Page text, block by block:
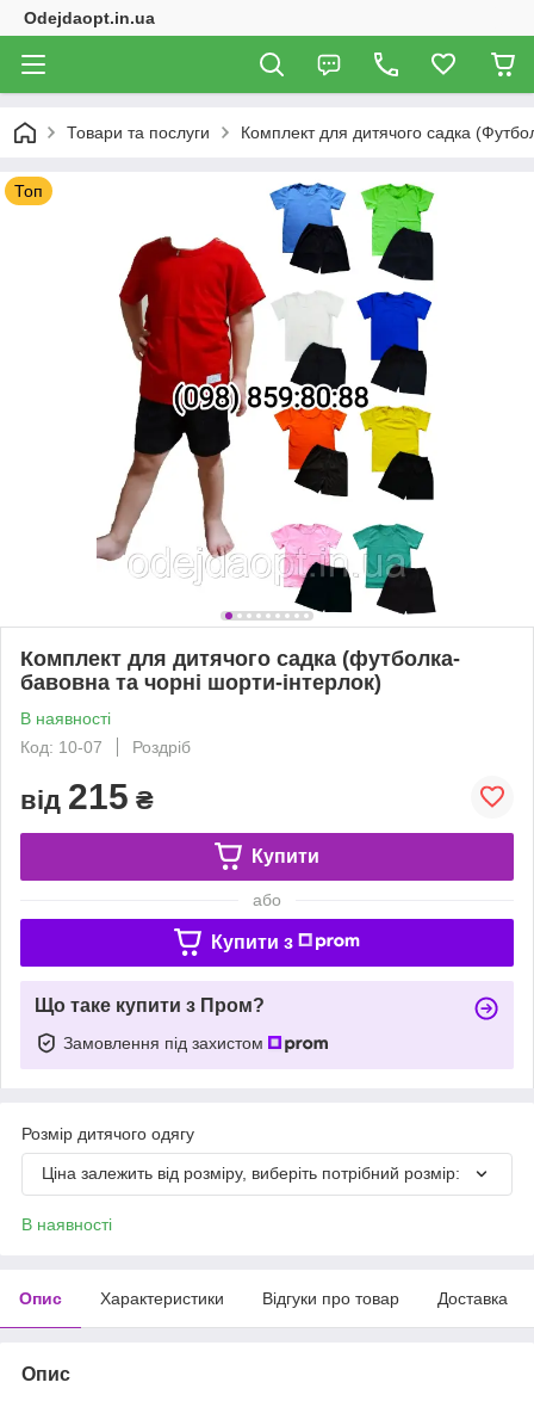
Odejdaopt.in.ua
Товари та послуги Комплект для дитячого садка
Топ
Комплект для дитячого садка (футболка-
бавовна та чорні шорти-інтерлок)
В наявності
Код: 10-07
Роздріб
від 215 ₴
Купити
або
Купити з
Що таке купити з Пром?
Замовлення під захистом
Розмір дитячого одягу
Ціна залежить від розміру, виберіть потрібний розмір:
В наявності
Опис Характеристики Відгуки про товар Доставка
Опис